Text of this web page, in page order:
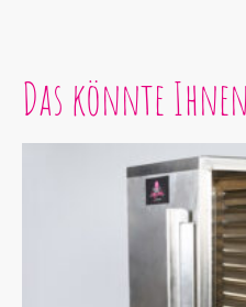
Das könnte